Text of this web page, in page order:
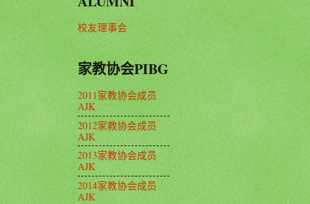
校友理事会
家教协会PIBG
2011家教协会成员
AJK
2012家教协会成员
AJK
2013家教协会成员
AJK
2014家教协会成员
AJK